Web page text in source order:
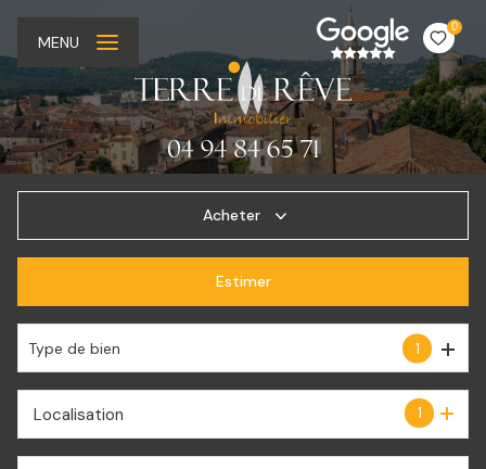
0
MENU
Acheter
De l'immo pro
Estimer
Type de bien 1
1
Localisation